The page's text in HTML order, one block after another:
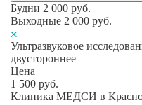
Будни 2 000 руб.
Выходные 2 000 руб.
Ультразвуковое
двустороннее
Цена
1 500 руб.
Клиника МЕДСИ в